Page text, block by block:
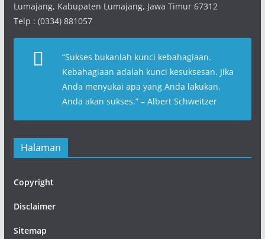
Lumajang, Kabupaten Lumajang, Jawa Timur 67312
Telp : (0334) 881057
“Sukses bukanlah kunci kebahagiaan.
Kebahagiaan adalah kunci kesuksesan. Jika
Anda menyukai apa yang Anda lakukan,
Anda akan sukses.” – Albert Schweitzer
Halaman
Copyright
Disclaimer
Sitemap